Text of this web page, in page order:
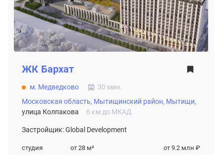
ЖК Бархат
м. Медведково
30 мин.
Московская область, Мытищинский район, Мытищи,
улица Колпакова
6 км до МКАД
Застройщик: Global Development
студия от 28 м²
от 9.2 млн ₽